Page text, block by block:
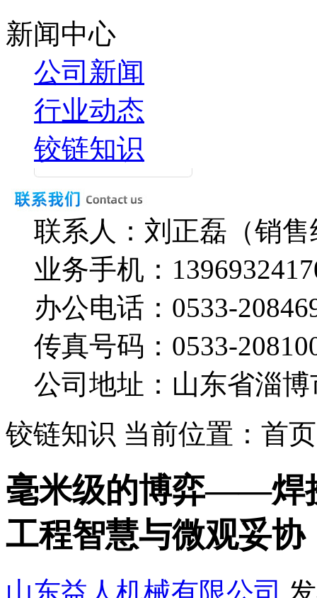
新闻中心
公司新闻
行业动态
铰链知识
联系人：刘正磊（销
业务手机：
办公电话： 0533-
传真号码： 0533-
公司地址：山东省淄
铰链知识 当前位置：首
毫米级的博弈——焊
工程智慧与微观妥协
山东益人机械有限公司